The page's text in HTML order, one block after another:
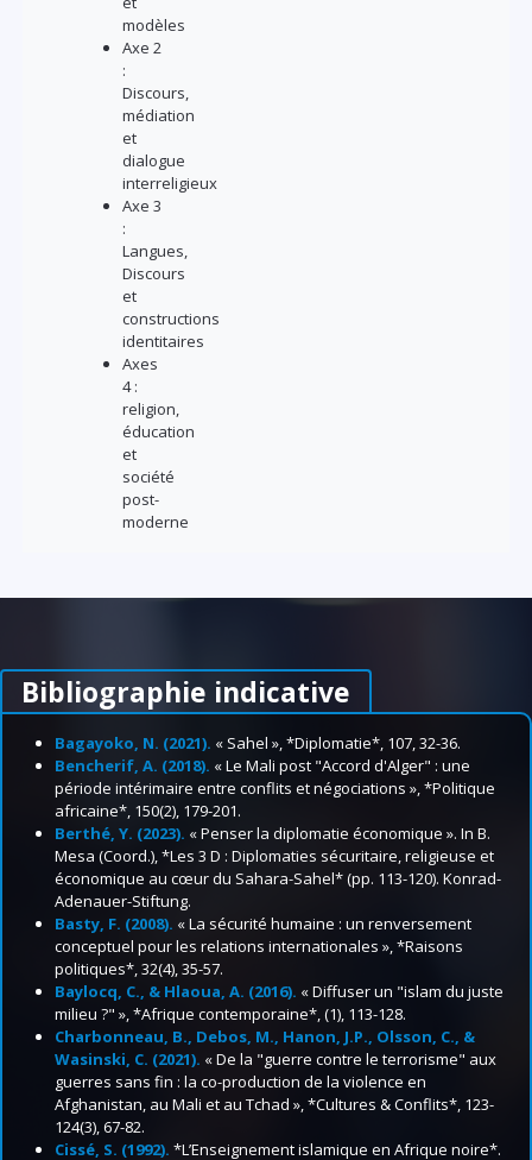
modèles
Axe 2
:
Discours,
médiation
et
dialogue
interreligieux
Axe 3
:
Langues,
Discours
et
constructions
identitaires
Axes
4 :
religion,
éducation
et
société
post-
moderne
Bibliographie indicative
Bagayoko, N. (2021). « Sahel », *Diplomatie*, 107, 32-36.
Bencherif, A. (2018). « Le Mali post "Accord d'Alger" : une
période intérimaire entre conflits et négociations », *Politique
africaine*, 150(2), 179-201.
Berthé, Y. (2023). « Penser la diplomatie économique ». In B.
Mesa (Coord.), *Les 3 D : Diplomaties sécuritaire, religieuse et
économique au cœur du Sahara-Sahel* (pp. 113-120). Konrad-
Adenauer-Stiftung.
Basty, F. (2008). « La sécurité humaine : un renversement
conceptuel pour les relations internationales », *Raisons
politiques*, 32(4), 35-57.
Baylocq, C., & Hlaoua, A. (2016). « Diffuser un "islam du juste
milieu ?" », *Afrique contemporaine*, (1), 113-128.
Charbonneau, B., Debos, M., Hanon, J.P., Olsson, C., &
Wasinski, C. (2021). « De la "guerre contre le terrorisme" aux
guerres sans fin : la co-production de la violence en
Afghanistan, au Mali et au Tchad », *Cultures & Conflits*, 123-
124(3), 67-82.
Cissé, S. (1992). *L’Enseignement islamique en Afrique noire*.